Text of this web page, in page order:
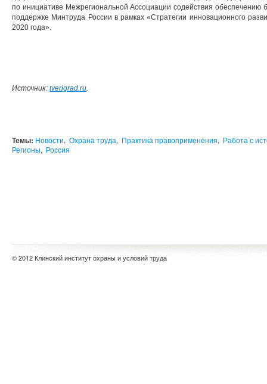
по инициативе Межрегиональной Ассоциации содействия
поддержке Минтруда России в рамках «Стратегии инновационного
2020 года».
Источник: tverigrad.ru.
Темы: Новости, Охрана труда, Практика правоприменения, Работа с
Регионы, Россия
© 2012 Клинский институт охраны и условий труда